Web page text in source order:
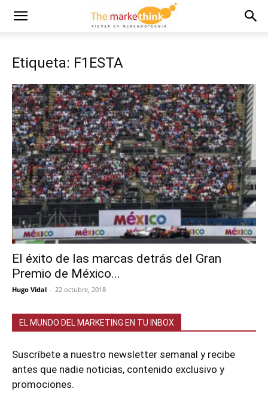
Etiqueta: F1ESTA
El éxito de las marcas detrás del Gran
Premio de México...
Hugo Vidal - 22 octubre, 2018
EL MUNDO DEL MARKETING EN TU INBOX
Suscríbete a nuestro newsletter semanal y recibe
antes que nadie noticias, contenido exclusivo y
promociones.